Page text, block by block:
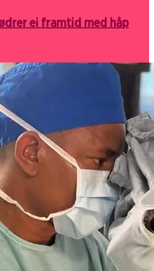
ei framtid med håp